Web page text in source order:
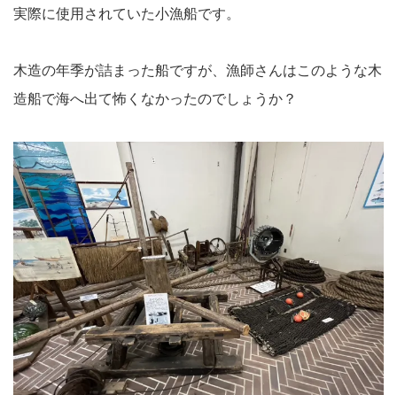
実際に使用されていた小漁船です。
木造の年季が詰まった船ですが、漁師さんはこのような木
造船で海へ出て怖くなかったのでしょうか？